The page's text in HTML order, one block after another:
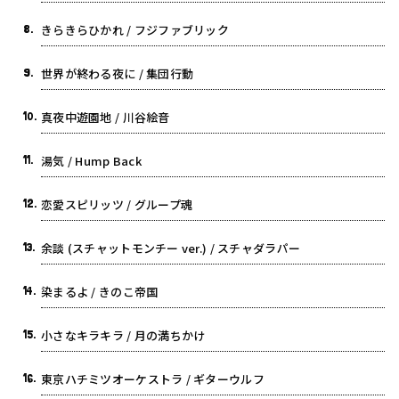
8. きらきらひかれ / フジファブリック
9. 世界が終わる夜に / 集団行動
10. 真夜中遊園地 / 川谷絵音
11. 湯気 / Hump Back
12. 恋愛スピリッツ / グループ魂
13. 余談 (スチャットモンチー ver.) / スチャダラパー
14. 染まるよ / きのこ帝国
15. 小さなキラキラ / 月の満ちかけ
16. 東京ハチミツオーケストラ / ギターウルフ